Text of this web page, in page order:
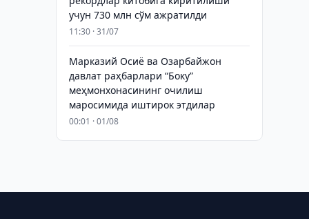
учун 730 млн сўм ажратилди
11:30 · 31/07
Марказий Осиё ва Озарбайжон
давлат раҳбарлари “Боку”
меҳмонхонасининг очилиш
маросимида иштирок этдилар
00:01 · 01/08